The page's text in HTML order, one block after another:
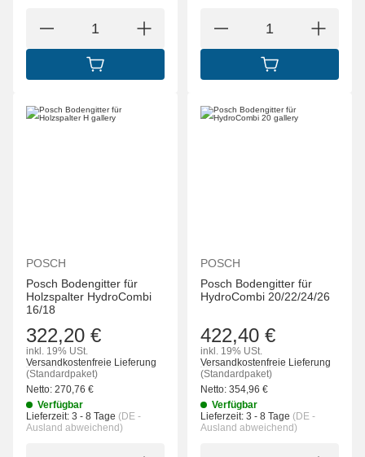
IN DEN WARENKORB IN DEN
POSCH
Posch Bodengitter für
Holzspalter HydroCombi
16/18
322,20 €
inkl. 19% USt.
Versandkostenfreie Lieferung
(Standardpaket)
Netto: 270,76 €
Verfügbar
Lieferzeit: 3 - 8 Tage (DE -
Ausland abweichend)
POSCH
Posch Bodengitter für
HydroCombi 20/22/24/26
422,40 €
inkl. 19% USt.
Versandkostenfreie Lieferung
(Standardpaket)
Netto: 354,96 €
Verfügbar
Lieferzeit: 3 - 8 Tage (DE -
Ausland abweichend)